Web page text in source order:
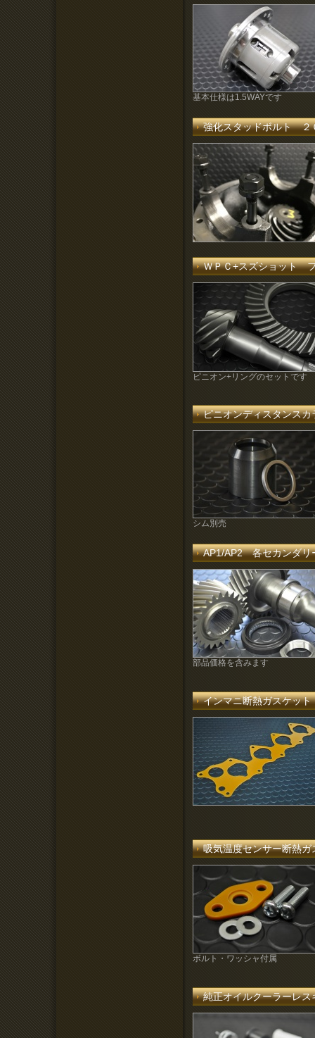
基本仕様は1.5WAYです
強化スタッドボルト ２
ＷＰＣ+スズショット
ピニオン+リングのセットです
ピニオンディスタンス
シム別売
AP1/AP2 各セカンダリ
部品価格を含みます
インマニ断熱ガスケッ
吸気温度センサー断熱
ボルト・ワッシャ付属
純正オイルクーラーレ